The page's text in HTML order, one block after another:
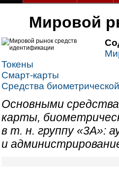
Мировой
Токены
Смарт-карты
Средства
Основными
карты,
в т. н. группу «3А»:
и